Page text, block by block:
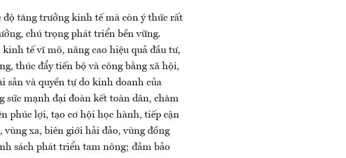
tăng trưởng kinh tế mà còn ý thức rất
chú trọng phát triển bền vững.
tế vĩ mô, nâng cao hiệu quả đầu tư,
thúc đẩy tiến bộ và công bằng xã hội,
sản và quyền tự do kinh doanh của
sức mạnh đại đoàn kết toàn dân, chăm
phúc lợi, tạo cơ hội học hành, tiếp cận
vùng xa, biên giới hải đảo, vùng đồng
sách phát triển tam nông; đảm bảo